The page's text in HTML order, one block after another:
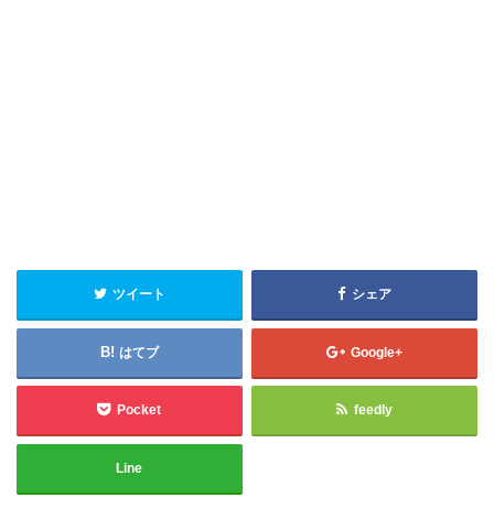
ツイート シェア
はてブ Google+
Pocket feedly
Line